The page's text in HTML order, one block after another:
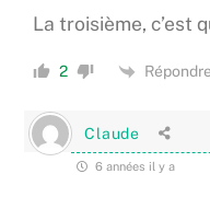
La troisième, c’est
2 Répondre
Claude
6 années il y a